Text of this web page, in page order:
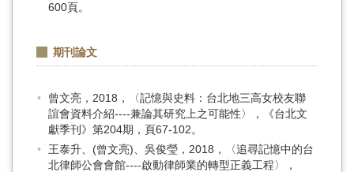
600頁。
期刊論文
曾文亮，2018，〈記憶與史料：台北地三高女校友聯
誼會資料介紹----兼論其研究上之可能性〉，《台北文
獻季刊》第204期，頁67-102。
王泰升、(曾文亮)、吳俊瑩，2018，〈追尋記憶中的台
北律師公會會館----啟動律師業的轉型正義工程〉，